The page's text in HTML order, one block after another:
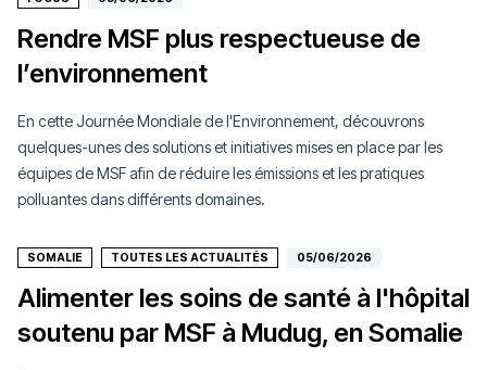
Rendre MSF plus respectueuse de
l’environnement
En cette Journée Mondiale de l'Environnement, découvrons
quelques-unes des solutions et initiatives mises en place par les
équipes de MSF afin de réduire les émissions et les pratiques
polluantes dans différents domaines.
SOMALIE TOUTES LES ACTUALITÉS 05/06/2026
Alimenter les soins de santé à l'hôpital
soutenu par MSF à Mudug, en Somalie